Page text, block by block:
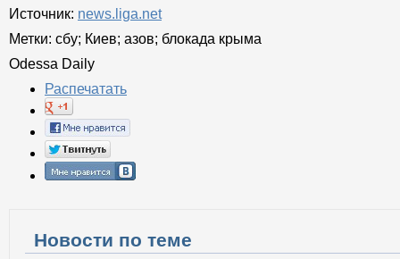
Источник: news.liga.net
Метки: сбу; Киев; азов; блокада крыма
Odessa Daily
Распечатать
Новости по теме